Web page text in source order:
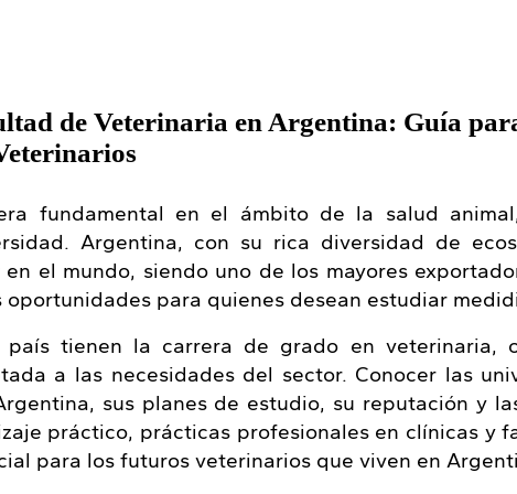
de Veterinaria en Argentina: Guía
fundamental en el ámbito de la salud
Argentina, con su rica diversidad de
el mundo, siendo uno de los mayores
oportunidades para quienes desean estudiar
país tienen la carrera de grado en veterinaria,
a las necesidades del sector. Conocer las
sus planes de estudio, su reputación y
práctico, prácticas profesionales en clínicas y
para los futuros veterinarios que viven en